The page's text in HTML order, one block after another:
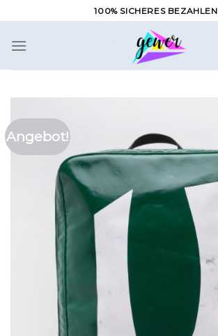
Inhalt
springen
100% SICHERES BEZAHLEN
Angebot!